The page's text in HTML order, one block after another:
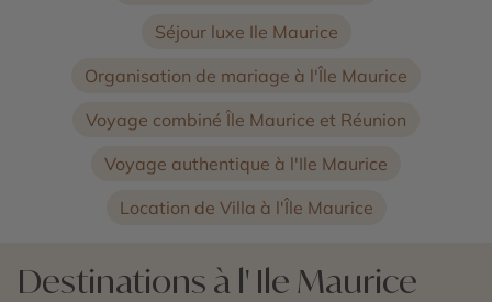
Séjour luxe Ile Maurice
Organisation de mariage à l'Île Maurice
Voyage combiné Île Maurice et Réunion
Voyage authentique à l'Ile Maurice
Location de Villa à l'Île Maurice
Destinations à l' Ile Maurice